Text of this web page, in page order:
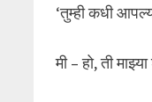
‘तुम्ही कधी
मी – हो, ती